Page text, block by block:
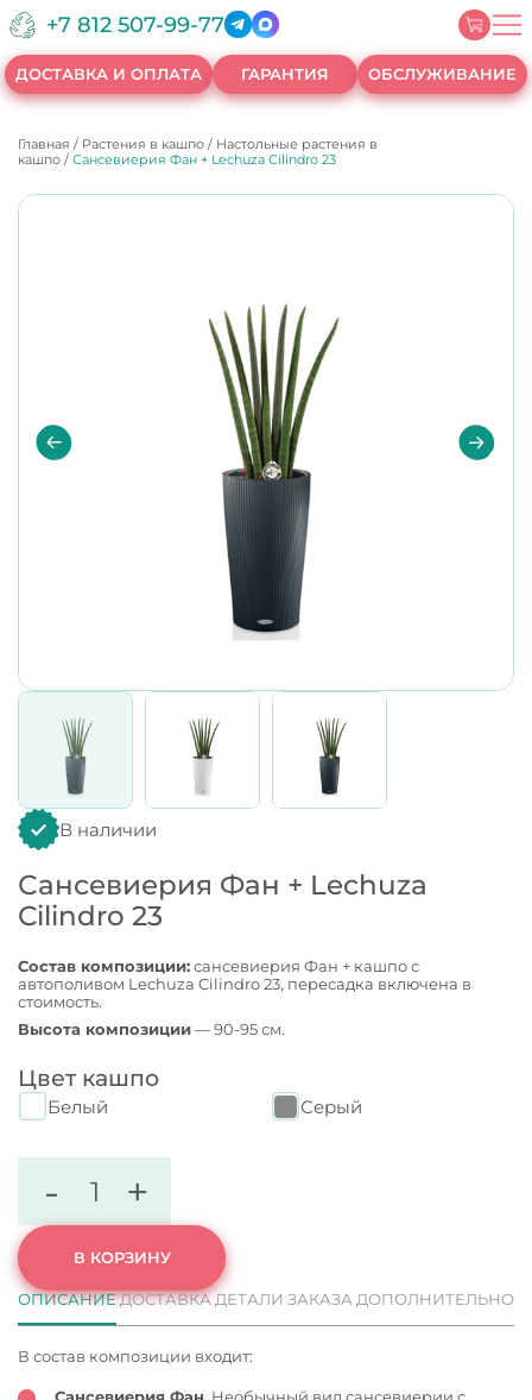
+7 812 507-99-77
ДОСТАВКА И ОПЛАТА ГАРАНТИЯ ОБСЛУЖИВАНИЕ
Главная / Растения в кашпо / Настольные растения в
кашпо /Сансевиерия Фан + Lechuza Cilindro 23
В наличии
Сансевиерия Фан + Lechuza
Cilindro 23
Состав композиции:сансевиерия Фан + кашпо с
автополивом Lechuza Cilindro 23, пересадка включена в
стоимость.
Высота композиции— 90-95 см.
Цвет кашпо
Белый Серый
- +
В КОРЗИНУ
ОПИСАНИЕДОСТАВКАДЕТАЛИ ЗАКАЗА ДОПОЛНИТЕЛЬНО
В состав композиции входит:
Сансевиерия Фан. Необычный вид сансевиерии с